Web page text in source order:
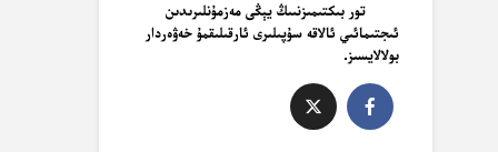
تور بىكتىمىزنىىڭ يېڭى مەزمۇنلىرىدىن
ئىجتىمائىي ئالاقە سۇپىلىرى ئارقىلىقمۇ خەۋەردار
بولالايسىز.